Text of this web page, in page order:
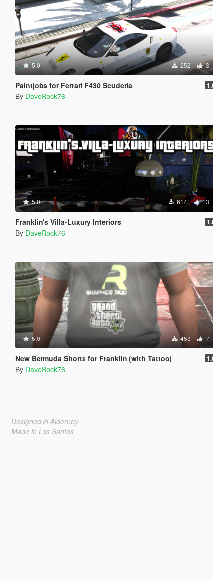
5.0 252 3
Paintjobs for Ferrari F430 Scuderia
By DaveRock76
5.0 614 13
Franklin's Villa-Luxury Interiors
By DaveRock76
5.0 453 7
New Bermuda Shorts for Franklin (with Tattoo)
By DaveRock76
Designed in Alderney
Made in Los Santos